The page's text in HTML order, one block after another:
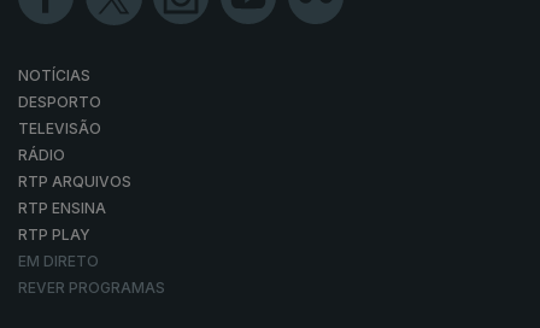
NOTÍCIAS
DESPORTO
TELEVISÃO
RÁDIO
RTP ARQUIVOS
RTP ENSINA
RTP PLAY
EM DIRETO
REVER PROGRAMAS